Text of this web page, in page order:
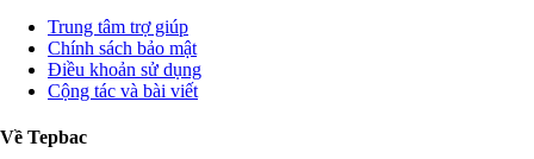
Trung tâm trợ giúp
Chính sách bảo mật
Điều khoản sử dụng
Cộng tác và bài viết
Về Tepbac